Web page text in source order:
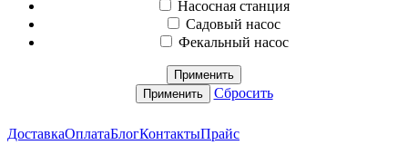
Насосная станция
Садовый насос
Фекальный насос
Применить
Применить
Сбросить
ДоставкаОплатаБлогКонтактыПрайс